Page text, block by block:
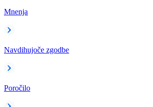
Mnenja
Navdihujoče zgodbe
Poročilo